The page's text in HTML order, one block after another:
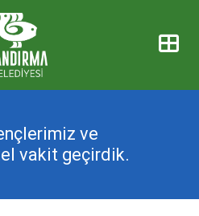
ve
vakit geçirdik.